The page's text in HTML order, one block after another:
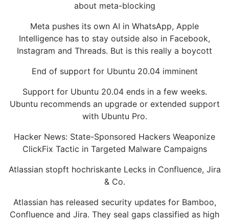
about meta-blocking
Meta pushes its own AI in WhatsApp, Apple
Intelligence has to stay outside also in Facebook,
Instagram and Threads. But is this really a boycott
End of support for Ubuntu 20.04 imminent
Support for Ubuntu 20.04 ends in a few weeks.
Ubuntu recommends an upgrade or extended support
with Ubuntu Pro.
Hacker News: State-Sponsored Hackers Weaponize
ClickFix Tactic in Targeted Malware Campaigns
Atlassian stopft hochriskante Lecks in Confluence, Jira
& Co.
Atlassian has released security updates for Bamboo,
Confluence and Jira. They seal gaps classified as high